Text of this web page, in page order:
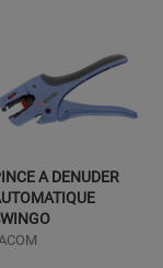
A DENUDER